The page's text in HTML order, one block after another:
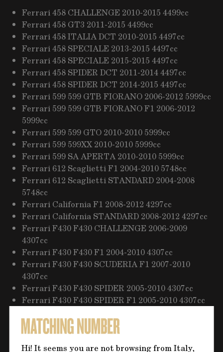
Hi! It seems you are not browsing from Italy,
Ferrari 458 CHALLENGE 2010-2015 4499cc
Ferrari 458 GT3 2011-2015 4499cc
Ferrari 458 ITALIA DCT 2010-2015 4497cc
Ferrari 458 SPECIALE 2013-2015 4497cc
Ferrari 458 SPECIALE 2015-2015 4497cc
Ferrari 458 SPIDER DCT 2011-2014 4497cc
Ferrari 458 SPIDER DCT 2014-2015 4497cc
Ferrari 599 599 GTB FIORANO 2006-2012 5999cc
Ferrari 599 599 GTB FIORANO F1 2006-2012
5999cc
Ferrari 599 599 GTO 2010-2010 5999cc
Ferrari 599 599XX 2010-2010 5999cc
Ferrari 599 SA APERTA 2010-2010 5999cc
Ferrari 612 Scaglietti F1 2004-2010 5748cc
Ferrari 612 Scaglietti STANDARD 2004-2008
5748cc
Ferrari California F1 2008-2012 4297cc
Ferrari California STANDARD 2008-2012 4297cc
Ferrari F430 F430 CHALLENGE 2006-2009
4307cc
Ferrari F430 F430 F1 2004-2010 4307cc
Ferrari F430 F430 SCUDERIA F1 2007-2010
4307cc
Ferrari F430 F430 SPIDER 2005-2010 4307cc
Ferrari F430 F430 SPIDER F1 2005-2010 4307cc
Merchant: Seller Pro 321